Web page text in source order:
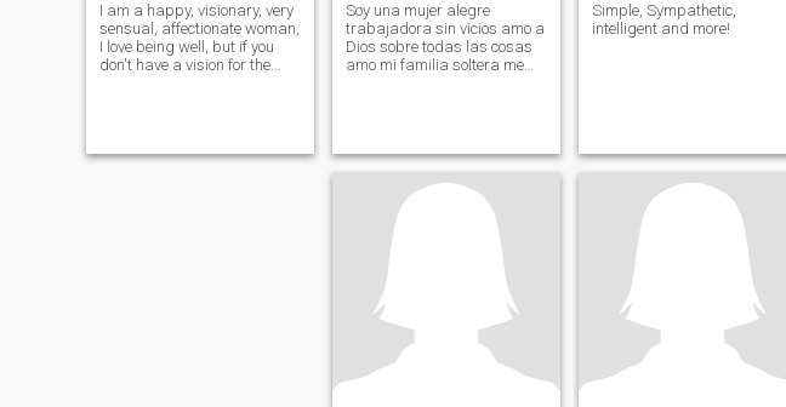
I am a happy, visionary, very
sensual, affectionate woman,
I love being well, but if you
don't have a vision for the
being well, but if you don't
Soy una mujer alegre
trabajadora sin vicios amo a
Dios sobre todas las cosas
amo mi familia soltera me
Simple, Sympathetic,
intelligent and more!